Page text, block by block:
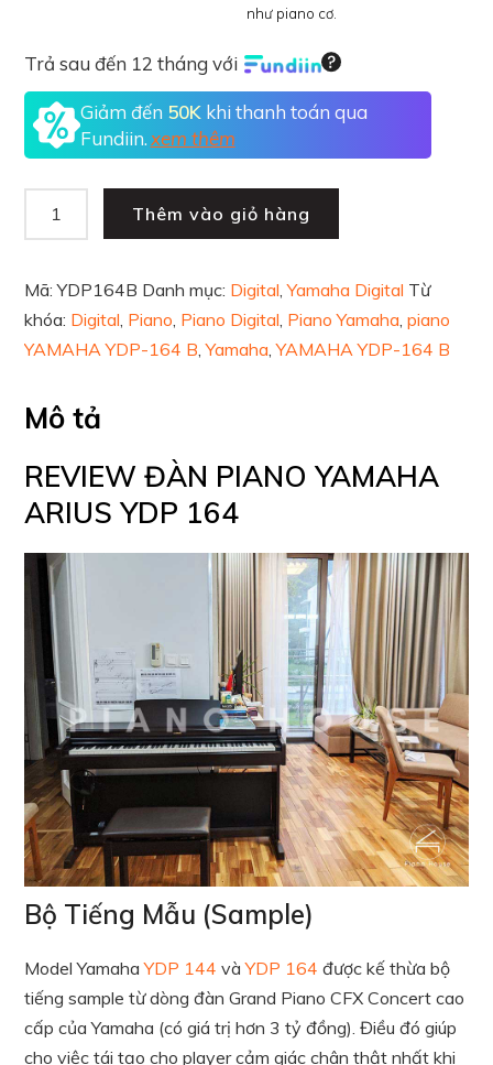
như piano cơ.
Trả sau đến 12 tháng với
Giảm đến 50K khi thanh toán qua
Fundiin. xem thêm
Thêm vào giỏ hàng
Mã:YDP164B Danh mục: Digital,Yamaha Digital Từ
khóa: Digital, Piano, Piano Digital, Piano Yamaha,piano
YAMAHA YDP-164 B,Yamaha,YAMAHA YDP-164 B
Mô tả
REVIEW ĐÀN PIANO YAMAHA
ARIUS YDP 164
Bộ Tiếng Mẫu (Sample)
Model YamahaYDP 144 vàYDP 164 được kế thừa bộ
tiếng sample từ dòng đàn Grand Piano CFX Concert cao
cấp của Yamaha (có giá trị hơn 3 tỷ đồng). Điều đó giúp
cho việc tái tạo cho player cảm giác chân thật nhất khi